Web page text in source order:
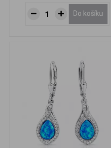
Do košíku